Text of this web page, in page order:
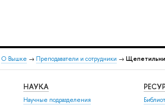
О Вышке → Преподаватели и сотрудники →
НАУКА
Научные подразделения